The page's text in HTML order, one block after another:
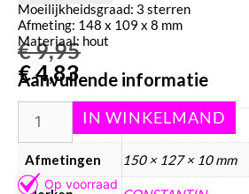
Moeilijkheidsgraad: 3 sterren
Afmeting: 148 x 109 x 8 mm
Materiaal: hout
Aanvullende informatie
Gewicht 72 g
Afmetingen 150 × 127 × 10 mm
€9,95
€4,83